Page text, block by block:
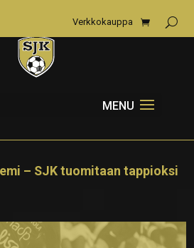
Verkkokauppa
– SJK tuomitaan tappioksi